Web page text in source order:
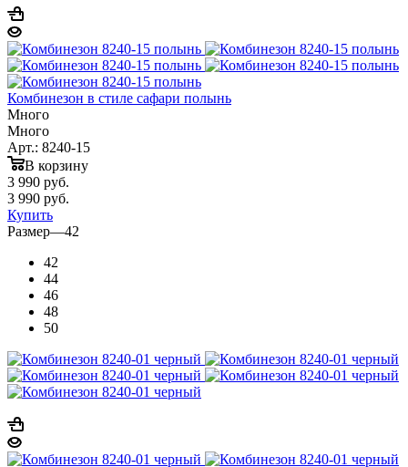
Комбинезон в стиле сафари полынь
Много
Много
Арт.: 8240-15
В корзину
3 990 руб.
3 990 руб.
Купить
Размер—42
42
44
46
48
50